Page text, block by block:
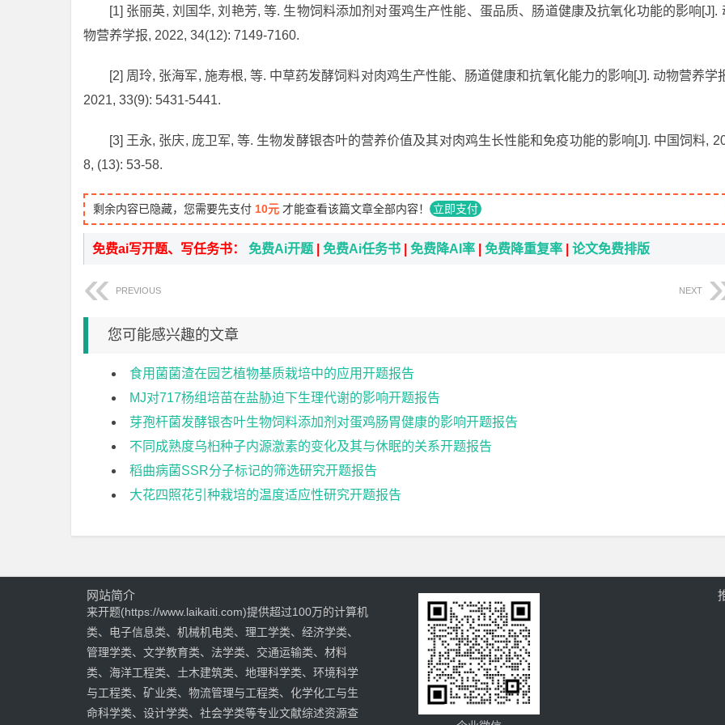
[1] 张丽英, 刘国华, 刘艳芳, 等. 生物饲料添加剂对蛋鸡生产性能、蛋品质、肠道健康及抗氧化功能的影响[J].
物营养学报, 2022, 34(12): 7149-7160.
[2] 周玲, 张海军, 施寿根, 等. 中草药发酵饲料对肉鸡生产性能、肠道健康和抗氧化能力的影响[J]. 动物营养学
2021, 33(9): 5431-5441.
[3] 王永, 张庆, 庞卫军, 等. 生物发酵银杏叶的营养价值及其对肉鸡生长性能和免疫功能的影响[J]. 中国饲料,
8, (13): 53-58.
剩余内容已隐藏，您需要先支付 10元 才能查看该篇文章全部内容！ 立即支付
免费ai写开题、写任务书： 免费Ai开题 免费Ai任务书 免费降AI率 免费降重复率 论文免费排版
PREVIOUS NEXT
您可能感兴趣的文章
食用菌菌渣在园艺植物基质栽培中的应用开题报告
MJ对717杨组培苗在盐胁迫下生理代谢的影响开题报告
芽孢杆菌发酵银杏叶生物饲料添加剂对蛋鸡肠胃健康的影响开题报告
不同成熟度乌桕种子内源激素的变化及其与休眠的关系开题报告
稻曲病菌SSR分子标记的筛选研究开题报告
大花四照花引种栽培的温度适应性研究开题报告
网站简介
来开题(https://www.laikaiti.com)提供超过100万的计算机
类、电子信息类、机械机电类、理工学类、经济学类、
管理学类、文学教育类、法学类、交通运输类、材料
类、海洋工程类、土木建筑类、地理科学类、环境科学
与工程类、矿业类、物流管理与工程类、化学化工与生
命科学类、设计学类、社会学类等专业文献综述资源查